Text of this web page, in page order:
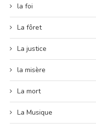
la foi
La fôret
La justice
la misère
La mort
La Musique